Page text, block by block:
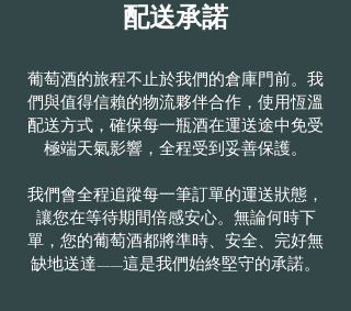
配送承諾
葡萄酒的旅程不止於我們的倉庫門前。我
們與值得信賴的物流夥伴合作，使用恆溫
配送方式，確保每一瓶酒在運送途中免受
極端天氣影響，全程受到妥善保護。
我們會全程追蹤每一筆訂單的運送狀態，
讓您在等待期間倍感安心。無論何時下
單，您的葡萄酒都將準時、安全、完好無
缺地送達——這是我們始終堅守的承諾。